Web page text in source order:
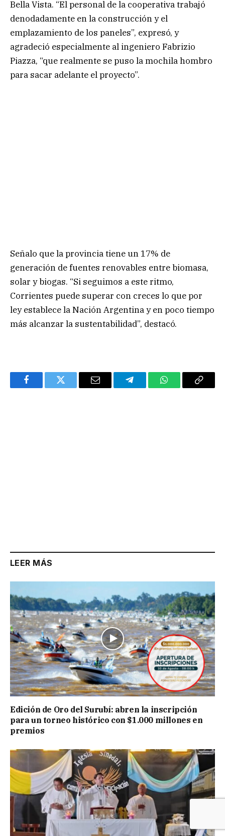
Bella Vista. “El personal de la cooperativa trabajó
denodadamente en la construcción y el
emplazamiento de los paneles”, expresó, y
agradeció especialmente al ingeniero Fabrizio
Piazza, “que realmente se puso la mochila hombro
para sacar adelante el proyecto”.
Señalo que la provincia tiene un 17% de
generación de fuentes renovables entre biomasa,
solar y biogas. “Si seguimos a este ritmo,
Corrientes puede superar con creces lo que por
ley establece la Nación Argentina y en poco tiempo
más alcanzar la sustentabilidad”, destacó.
FacebookTwitter Email TelegramWhatsAppCopy
LEER MÁS
Edición de Oro del Surubí: abren la inscripción
para un torneo histórico con $1.000 millones en
premios